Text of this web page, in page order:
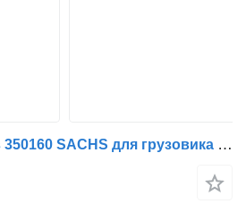
Амортизатор Sachs 350160 SACHS для грузовика Mercedes-Benz ACTROS